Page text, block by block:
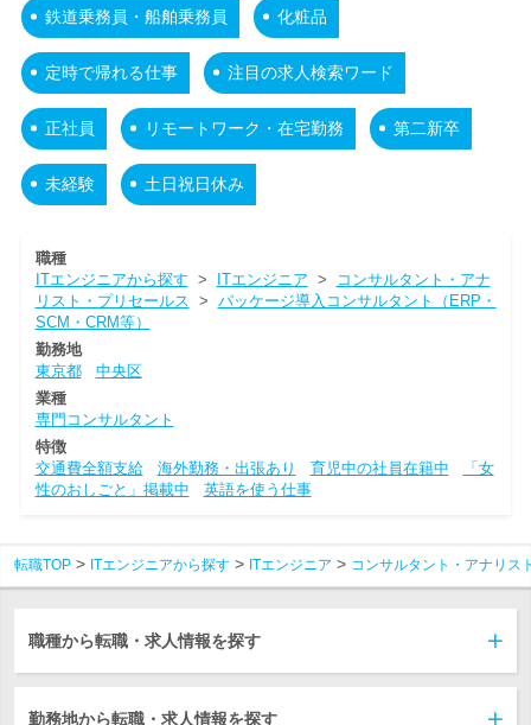
鉄道乗務員・船舶乗務員 化粧品
定時で帰れる仕事 注目の求人検索ワード
正社員 リモートワーク・在宅勤務 第二新卒
未経験 土日祝日休み
職種
ITエンジニアから探す > ITエンジニア >
コンサルタント・アナ
リスト・プリセールス > パッケージ導入コンサルタント（ERP・
SCM・CRM等）
勤務地
東京都
中央区
業種
専門コンサルタント
特徴
交通費全額支給
海外勤務・出張あり 育児中の社員在籍中
「女
性のおしごと」掲載中
英語を使う仕事
転職TOP ITエンジニアから探す ITエンジニア コンサルタント・アナリス
職種から転職・求人情報を探す
勤務地から転職・求人情報を探す